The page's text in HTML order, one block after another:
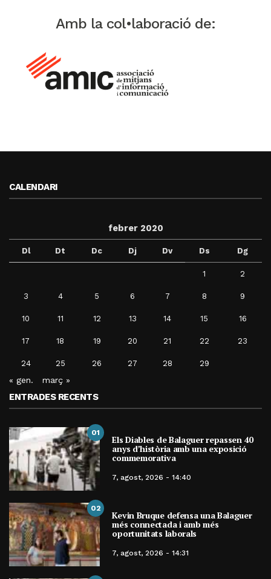
Amb la col•laboració de:
CALENDARI
febrer 2020
Dl Dt Dc Dj Dv Ds Dg
1 2
3 4 5 6 7 8 9
10 11 12 13 14 15 16
17 18 19 20 21 22 23
24 25 26 27 28 29
« gen. març »
ENTRADES RECENTS
01
Els Diables de Balaguer repassen 40
anys d’història amb una exposició
commemorativa
7, agost, 2026 - 14:40
02
Kevin Bruque defensa una Balaguer
més connectada i amb més
oportunitats laborals
7, agost, 2026 - 14:31